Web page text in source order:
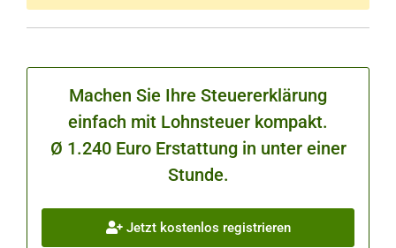
Machen Sie Ihre Steuererklärung
einfach mit Lohnsteuer kompakt.
Ø 1.240 Euro Erstattung in unter einer
Stunde.
Jetzt kostenlos registrieren